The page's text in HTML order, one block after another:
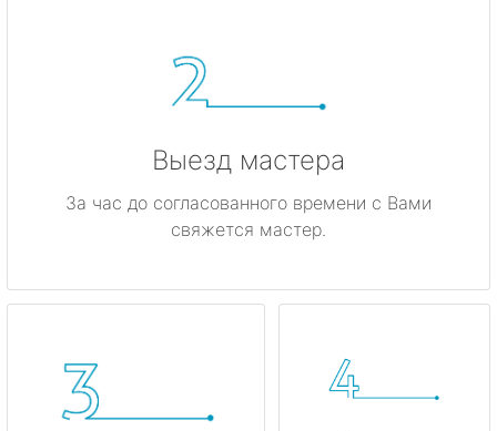
Выезд мастера
За час до согласованного времени с Вами
свяжется мастер.